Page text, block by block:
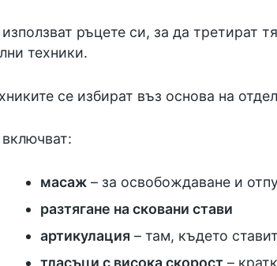
ръцете си, за да третират
техники.
се избират въз основа на
масаж – за освобождаване и
разтягане на сковани стави
артикулация – там, където
тласъци с висока скорост –